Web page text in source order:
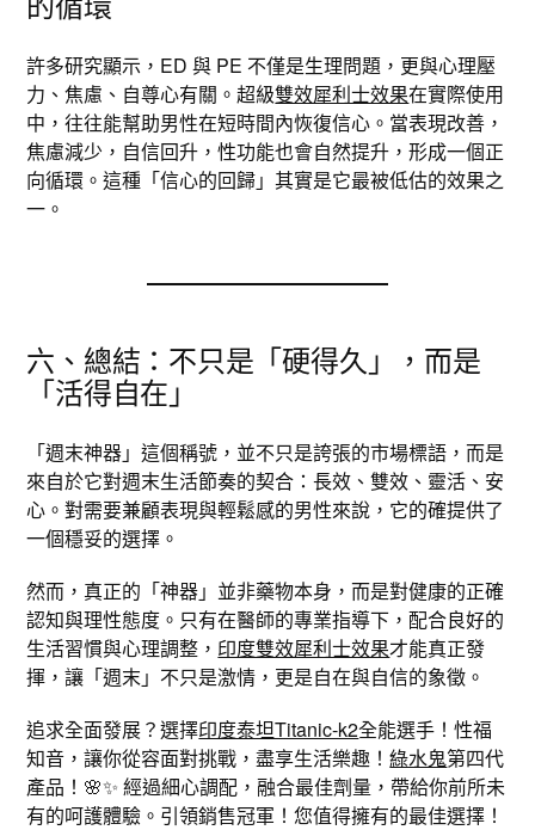
許多研究顯示，ED 與 PE 不僅是生理問題，更與心理壓
力、焦慮、自尊心有關。超級雙效犀利士效果在實際使用
中，往往能幫助男性在短時間內恢復信心。當表現改善，
焦慮減少，自信回升，性功能也會自然提升，形成一個正
向循環。這種「信心的回歸」其實是它最被低估的效果之
一。
六、總結：不只是「硬得久」，而是
「活得自在」
「週末神器」這個稱號，並不只是誇張的市場標語，而是
來自於它對週末生活節奏的契合：長效、雙效、靈活、安
心。對需要兼顧表現與輕鬆感的男性來說，它的確提供了
一個穩妥的選擇。
然而，真正的「神器」並非藥物本身，而是對健康的正確
認知與理性態度。只有在醫師的專業指導下，配合良好的
生活習慣與心理調整， 印度雙效犀利士效果才能真正發
揮，讓「週末」不只是激情，更是自在與自信的象徵。
追求全面發展？選擇印度泰坦Titanic-k2全能選手！性福
知音，讓你從容面對挑戰，盡享生活樂趣！綠水鬼第四代
產品！🌸✨ 經過細心調配，融合最佳劑量，帶給你前所未
有的呵護體驗。引領銷售冠軍！您值得擁有的最佳選擇！